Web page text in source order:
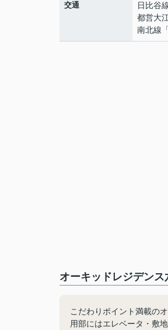
交通 日比谷
都営大
南北線 「
オーキッドレジデン
こだわりポイント満載の
用部にはエレベータ・敷